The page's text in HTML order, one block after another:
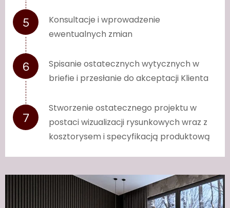
Konsultacje i wprowadzenie
ewentualnych zmian
Spisanie ostatecznych wytycznych w
briefie i przesłanie do akceptacji Klienta
Stworzenie ostatecznego projektu w
postaci wizualizacji rysunkowych wraz z
kosztorysem i specyfikacją produktową